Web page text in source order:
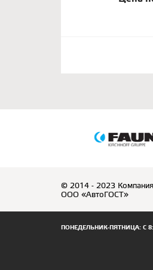
© 2014 - 2023 Компания
ООО «АвтоГОСТ»
ПОНЕДЕЛЬНИК-ПЯТНИЦА: С